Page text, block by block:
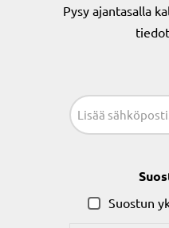
Pysy ajantasalla
Suostun